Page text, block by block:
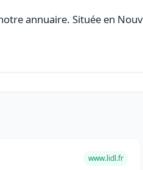
annuaire. Située en
www.lidl.fr